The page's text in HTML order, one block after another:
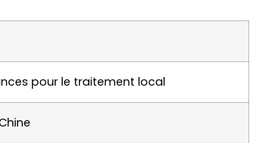
pour le traitement local